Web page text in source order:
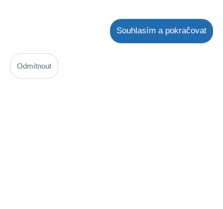
Souhlasím a pokračovat
Odmítnout
Cena bez DPH: 49,59 Kč
Cena s DPH: 60 Kč
není skladem